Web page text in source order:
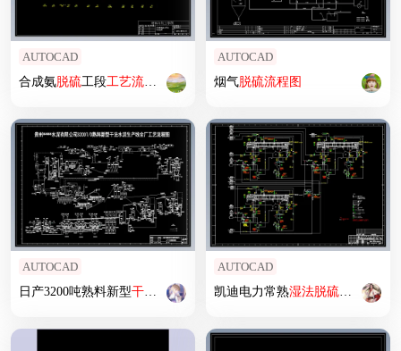
AUTOCAD
合成氨脱硫工段工艺流程图
AUTOCAD
烟气脱硫流程图
AUTOCAD
日产3200吨熟料新型干法 水泥生产线工艺流程图
AUTOCAD
凯迪电力常熟湿法脱硫工程全套